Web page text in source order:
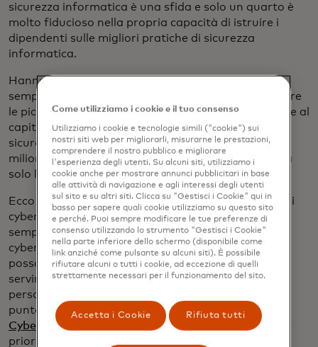
sicurezza informatica è una sfida e solo un quarto è
molto fiducioso nella propria capacità di istruire i
dipendenti sulle migliori pratiche di sicurezza
informatica.
Hanno bisogno di sostegno. Questa è una parte
sempre più importante della nostra missione: aiutare
le piccole imprese a pagare, essere pagate, accedere al
capitale e digitalizzare le loro operazioni in modo
sicuro. Dal 2020, Mastercard ha portato più di 50
milioni di piccole imprese nell'economia digitale. Ma
solo la fiducia li terrà lì.
Ecco perché stiamo collaborando con altri esperti di
cybersecurity e investendo in innovazioni che
semplifichino ma rafforzino gli approcci alla
cybersecurity, così che i titolari di piccole imprese
possano concentrarsi su ciò che sanno fare meglio:
servire i propri clienti. Ad esempio, abbiamo
personalizzato il nostro scanner di vulnerabilità di
punta RiskRecon per le piccole imprese tramite
Cyber Risk si apre in una nuova scheda
, consentendo loro di individuare, dare
priorità e agire sulle minacce alla sicurezza
Come utilizziamo i cookie e il tuo consenso
Utilizziamo i cookie e tecnologie simili ("cookie") sui
nostri siti web per migliorarli, misurarne le prestazioni,
comprendere il nostro pubblico e migliorare
l'esperienza degli utenti. Su alcuni siti, utilizziamo i
cookie anche per mostrare annunci pubblicitari in base
alle attività di navigazione e agli interessi degli utenti
sul sito e su altri siti. Clicca su "Gestisci i Cookie" qui in
basso per sapere quali cookie utilizziamo su questo sito
e perché. Puoi sempre modificare le tue preferenze di
consenso utilizzando lo strumento "Gestisci i Cookie"
nella parte inferiore dello schermo (disponibile come
link anziché come pulsante su alcuni siti). È possibile
rifiutare alcuni o tutti i cookie, ad eccezione di quelli
strettamente necessari per il funzionamento del sito.
Accetta i Cookie Rifiuta tutti